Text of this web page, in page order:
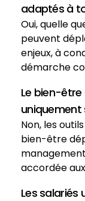
adaptés à
Oui, quelle
peuvent
enjeux, à
démarche
Le bien-
uniquement
Non, les
bien-être
accordée
Les salariés